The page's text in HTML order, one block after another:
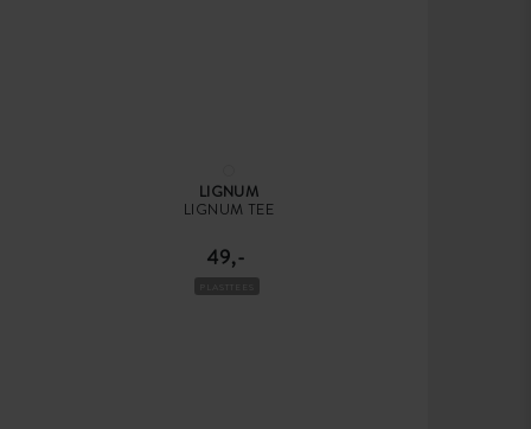
LIGNUM
LIGNUM TEE
49,-